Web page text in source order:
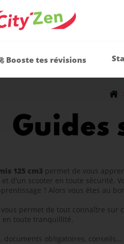
Booste tes révisions
Guides
125 cm3 permet de vous
d'un scooter en toute sécurité.
? Alors vous êtes au
permet de tout connaître sur
toute tranquillité.
documents obligatoires,